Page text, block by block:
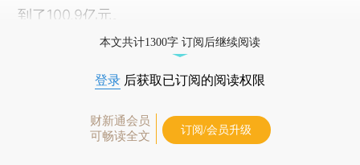
到了100.9亿元。
本文共计1300字 订阅后继续阅读
登录 后获取已订阅的阅读权限
财新通会员
可畅读全文
订阅/会员升级